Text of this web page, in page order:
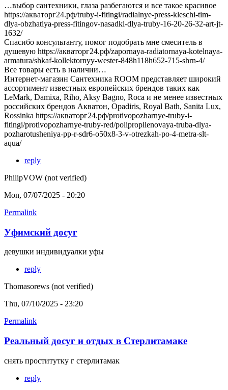
…выбор сантехники, глаза разбегаются и все такое красивое
https://акваторг24.рф/truby-i-fitingi/radialnye-press-kleschi-tim-
dlya-obzhatiya-press-fitingov-nasadki-dlya-truby-16-20-26-32-art-jt-
1632/
Спасибо консультанту, помог подобрать мне смеситель в
душевую https://акваторг24.рф/zapornaya-radiatornaya-kotelnaya-
armatura/shkaf-kollektornyy-wester-848h118h652-715-shrn-4/
Все товары есть в наличии…
Интернет-магазин Сантехника ROOM представляет широкий
ассортимент известных европейских брендов таких как
LeMark, Damixa, Riho, Aksy Bagno, Roca и не менее известных
российских брендов Акватон, Opadiris, Royal Bath, Sanita Lux,
Rossinka https://акваторг24.рф/protivopozharnye-truby-i-
fitingi/protivopozharnye-truby-red/polipropilenovaya-truba-dlya-
pozharotusheniya-pp-r-sdr6-o50x8-3-v-otrezkah-po-4-metra-slt-
aqua/
reply
PhilipVOW (not verified)
Mon, 07/07/2025 - 20:20
Permalink
Уфимский досуг
девушки индивидуалки уфы
reply
Thomasorews (not verified)
Thu, 07/10/2025 - 23:20
Permalink
Реальный досуг и отдых в Стерлитамаке
снять проститутку г стерлитамак
reply